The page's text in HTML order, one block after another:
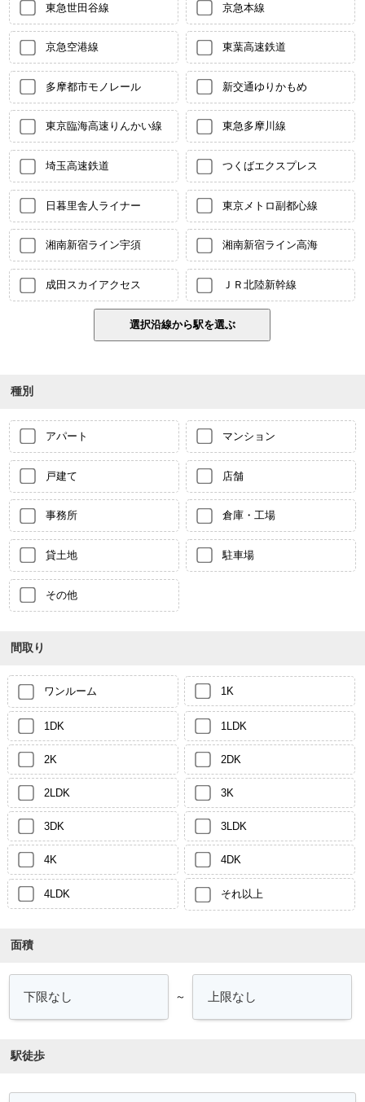
東急世田谷線 京急本線
京急空港線 東葉高速鉄道
多摩都市モノレール 新交通ゆりかもめ
東京臨海高速りんかい線 東急多摩川線
埼玉高速鉄道 つくばエクスプレス
日暮里舎人ライナー 東京メトロ副都心線
湘南新宿ライン宇須 湘南新宿ライン高海
成田スカイアクセス ＪＲ北陸新幹線
種別
アパート マンション
戸建て 店舗
事務所 倉庫・工場
貸土地 駐車場
その他
間取り
ワンルーム 1K
1DK 1LDK
2K 2DK
2LDK 3K
3DK 3LDK
4K 4DK
4LDK それ以上
面積
～
駅徒歩